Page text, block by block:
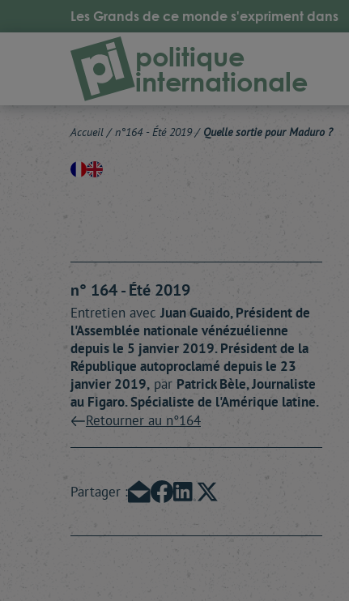
Les Grands de ce monde s'expriment dans
politique
internationale
Accueil / n°164 - Été 2019/ Quelle sortie pour Maduro ?
n° 164 - Été 2019
Entretien avec JuanGuaido, Président de
l'Assemblée nationale vénézuélienne
depuis le 5 janvier 2019. Président de la
République autoproclamé depuis le 23
janvier 2019, par PatrickBèle, Journaliste
au Figaro. Spécialiste de l'Amérique latine.
Retourner au n°164
Partager :